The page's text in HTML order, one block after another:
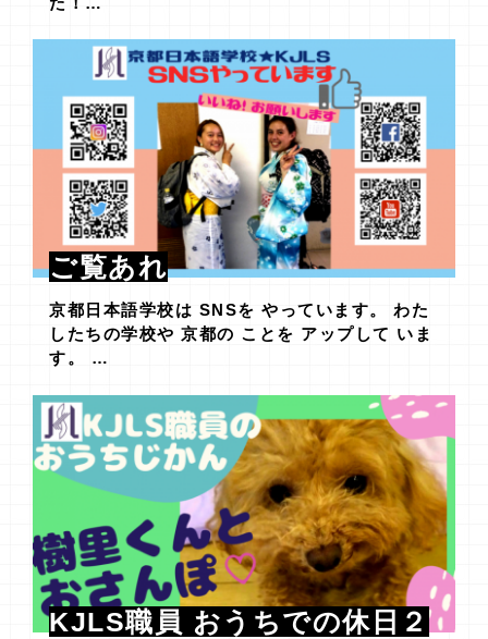
ご覧あれ
京都日本語学校は SNSを やっています。 わた
したちの学校や 京都の ことを アップして いま
す。 …
KJLS職員 おうちでの休日２